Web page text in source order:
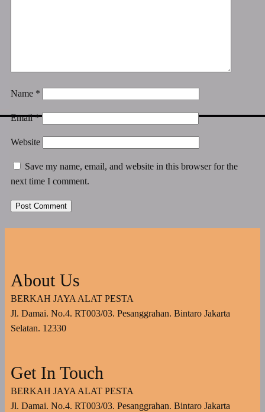
Name *
Email*
Website
Save my name, email, and website in this browser for the
next time I comment.
About Us
BERKAH JAYA ALAT PESTA
Jl. Damai. No.4. RT003/03. Pesanggrahan. Bintaro Jakarta
Selatan. 12330
Get In Touch
BERKAH JAYA ALAT PESTA
Jl. Damai. No.4. RT003/03. Pesanggrahan. Bintaro Jakarta